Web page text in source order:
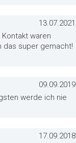
13.07.2021
waren
das super gemacht!
09.09.2019
werde ich nie
17.09.2018